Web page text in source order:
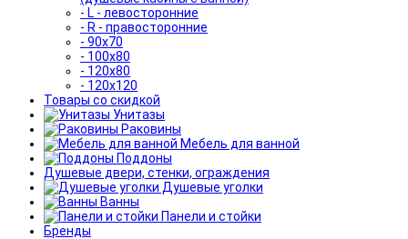
- L - левосторонние
- R - правосторонние
- 90x70
- 100x80
- 120x80
- 120x120
Товары со скидкой
Унитазы
Раковины
Мебель для ванной
Поддоны
Душевые двери, стенки, ограждения
Душевые уголки
Ванны
Панели и стойки
Бренды